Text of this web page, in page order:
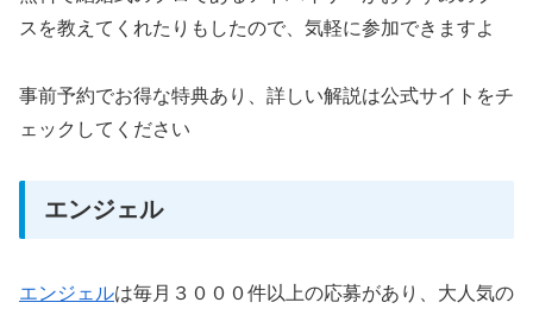
スを教えてくれたりもしたので、気軽に参加できますよ
事前予約でお得な特典あり、詳しい解説は公式サイトをチ
ェックしてください
エンジェル
エンジェルは毎月３０００件以上の応募があり、大人気の